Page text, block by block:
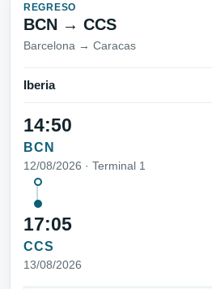
REGRESO
BCN → CCS
Barcelona → Caracas
Iberia
14:50
BCN
12/08/2026 · Terminal 1
17:05
CCS
13/08/2026